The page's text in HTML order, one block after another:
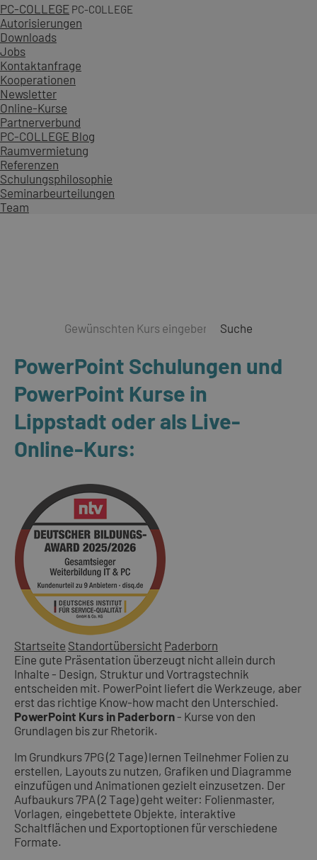
PC-COLLEGE PC-COLLEGE
Autorisierungen
Downloads
Jobs
Kontaktanfrage
Kooperationen
Newsletter
Online-Kurse
Partnerverbund
PC-COLLEGE Blog
Raumvermietung
Referenzen
Schulungsphilosophie
Seminarbeurteilungen
Team
Suche
PowerPoint Schulungen und
PowerPoint Kurse in
Lippstadt oder als Live-
Online-Kurs:
Startseite Standortübersicht Paderborn
Eine gute Präsentation überzeugt nicht allein durch
Inhalte - Design, Struktur und Vortragstechnik
entscheiden mit. PowerPoint liefert die Werkzeuge, aber
erst das richtige Know-how macht den Unterschied.
PowerPoint Kurs in Paderborn- Kurse von den
Grundlagen bis zur Rhetorik.
Im Grundkurs 7PG (2 Tage) lernen Teilnehmer Folien zu
erstellen, Layouts zu nutzen, Grafiken und Diagramme
einzufügen und Animationen gezielt einzusetzen. Der
Aufbaukurs 7PA (2 Tage) geht weiter: Folienmaster,
Vorlagen, eingebettete Objekte, interaktive
Schaltflächen und Exportoptionen für verschiedene
Formate.